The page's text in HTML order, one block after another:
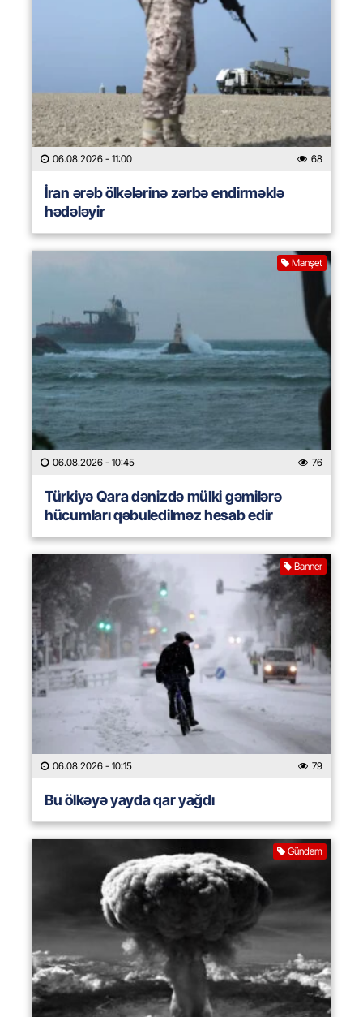
06.08.2026 - 11:00 68
İran ərəb ölkələrinə zərbə endirməklə
hədələyir
Manşet
06.08.2026 - 10:45 76
Türkiyə Qara dənizdə mülki gəmilərə
hücumları qəbuledilməz hesab edir
Banner
06.08.2026 - 10:15 79
Bu ölkəyə yayda qar yağdı
Gündəm